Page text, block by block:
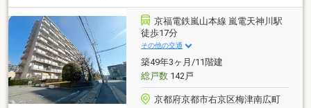
京福電鉄嵐山本線 嵐電天神川駅
徒歩17分
その他の交通
築49年3ヶ月/11階建
総戸数142戸
京都府京都市右京区梅津南広町